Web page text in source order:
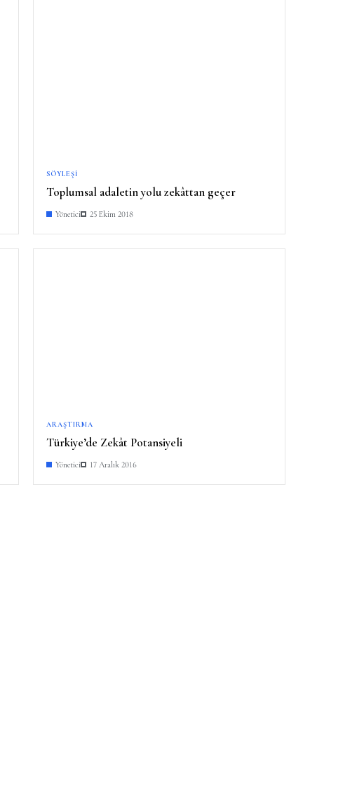
SÖYLEŞI
Toplumsal adaletin yolu zekâttan geçer
Yönetici 25 Ekim 2018
ARAŞTIRMA
Türkiye’de Zekât Potansiyeli
Yönetici 17 Aralık 2016